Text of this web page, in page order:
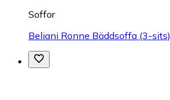
Soffor
Beliani Ronne Bäddsoffa (3-sits)